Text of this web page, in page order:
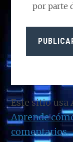
por parte
Este sitio
Aprende
comentarios.